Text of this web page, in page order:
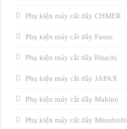
Phụ kiện máy cắt dây CHMER
Phụ kiện máy cắt dây Fanuc
Phụ kiện máy cắt dây Hitachi
Phụ kiện máy cắt dây JAPAX
Phụ kiện máy cắt dây Makino
Phụ kiện máy cắt dây Mitsubishi